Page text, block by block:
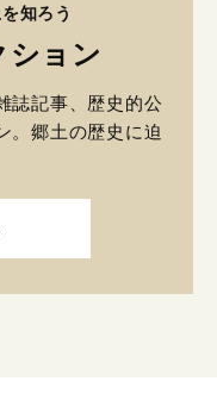
知ろう
ション
誌記事、歴史的公
。郷土の歴史に迫